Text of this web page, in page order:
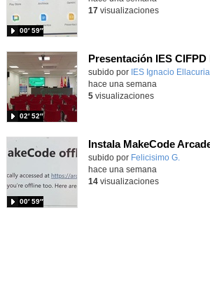
00′ 59″
17visualizaciones
Contenido educativo.
subido por IES Ignacio Ellacuria
02′ 52″
hace una semana
5visualizaciones
Contenido educativo.
subido por Felicisimo G.
00′ 59″
hace una semana
14visualizaciones